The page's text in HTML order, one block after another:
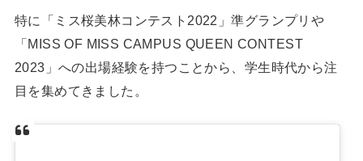
特に「ミス桜美林コンテスト2022」準グランプリや
「MISS OF MISS CAMPUS QUEEN CONTEST
2023」への出場経験を持つことから、学生時代から注
目を集めてきました。